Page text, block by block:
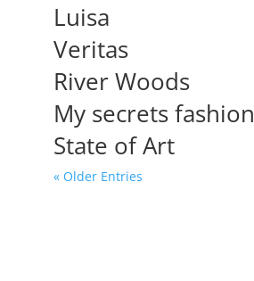
Luisa
Veritas
River Woods
My secrets fashion
State of Art
« Older Entries